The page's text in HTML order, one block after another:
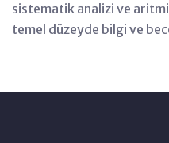
sistematik analizi ve
temel düzeyde bilgi ve